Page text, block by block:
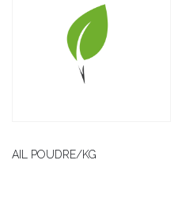
AIL POUDRE/KG